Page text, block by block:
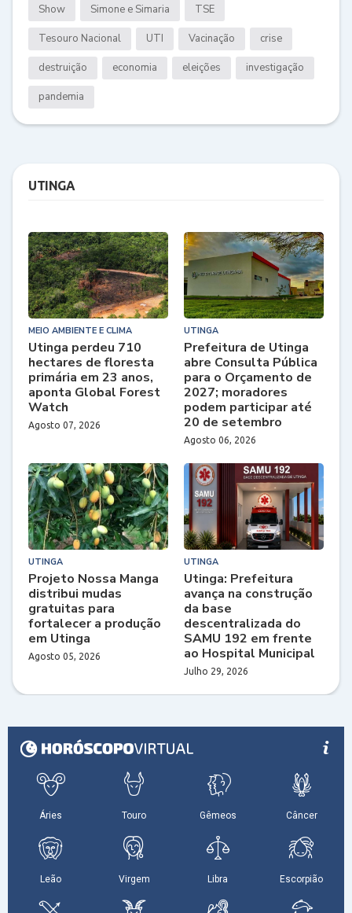
Show Simone e Simaria TSE
Tesouro Nacional UTI Vacinação crise
destruição economia eleições investigação
pandemia
UTINGA
MEIO AMBIENTE E CLIMA
Utinga perdeu 710
hectares de floresta
primária em 23 anos,
aponta Global Forest
Watch
Agosto 07, 2026
UTINGA
Prefeitura de Utinga
abre Consulta Pública
para o Orçamento de
2027; moradores
podem participar até
20 de setembro
Agosto 06, 2026
UTINGA
Projeto Nossa Manga
distribui mudas
gratuitas para
fortalecer a produção
em Utinga
Agosto 05, 2026
UTINGA
Utinga: Prefeitura
avança na construção
da base
descentralizada do
SAMU 192 em frente
ao Hospital Municipal
Julho 29, 2026